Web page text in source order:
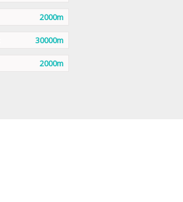
2000m
30000m
2000m